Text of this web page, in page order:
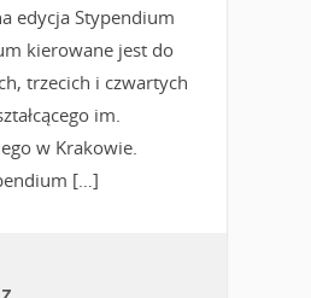
edycja Stypendium
kierowane jest do
trzecich i czwartych
im.
w Krakowie.
[…]